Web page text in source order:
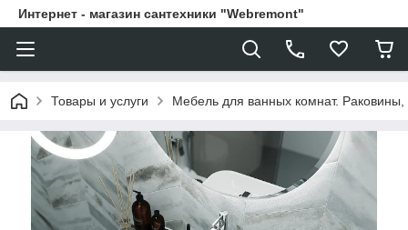
Интернет - магазин сантехники "Webremont"
Товары и услуги Мебель для ванных комнат.